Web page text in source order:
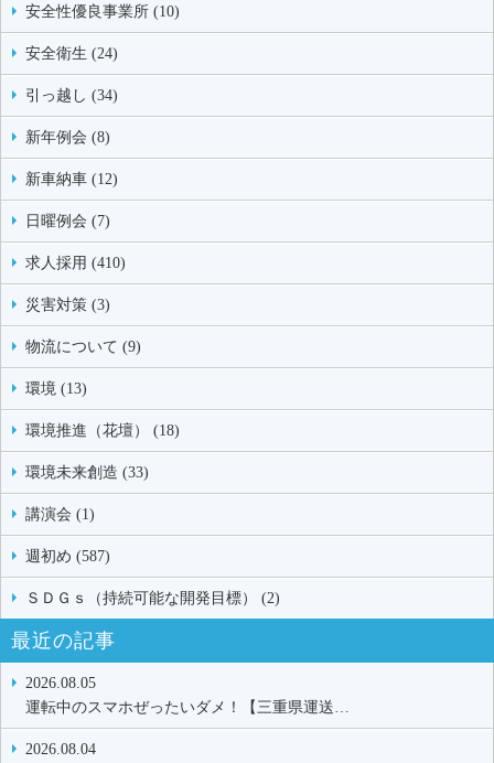
安全性優良事業所 (10)
安全衛生 (24)
引っ越し (34)
新年例会 (8)
新車納車 (12)
日曜例会 (7)
求人採用 (410)
災害対策 (3)
物流について (9)
環境 (13)
環境推進（花壇） (18)
環境未来創造 (33)
講演会 (1)
週初め (587)
ＳＤＧｓ（持続可能な開発目標） (2)
最近の記事
2026.08.05
運転中のスマホぜったいダメ！【三重県運送…
2026.08.04